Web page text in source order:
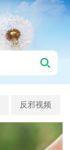
反邪视频